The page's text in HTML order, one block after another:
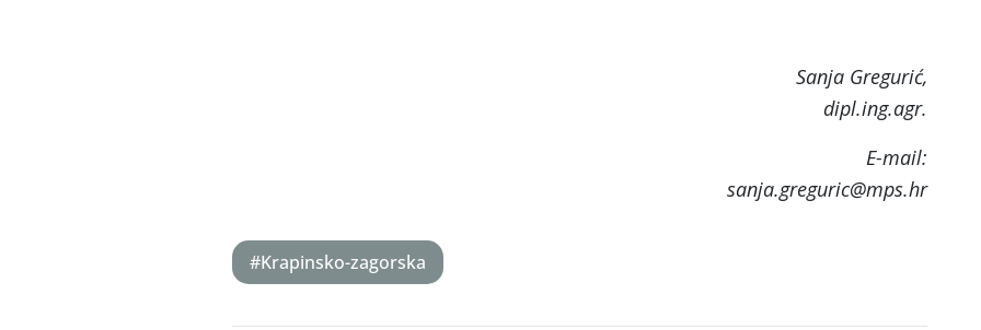
Sanja Gregurić,
dipl.ing.agr.
E-mail:
sanja.greguric@mps.hr
#Krapinsko-zagorska